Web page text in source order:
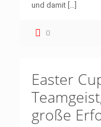
und damit […]
0
Easter
große